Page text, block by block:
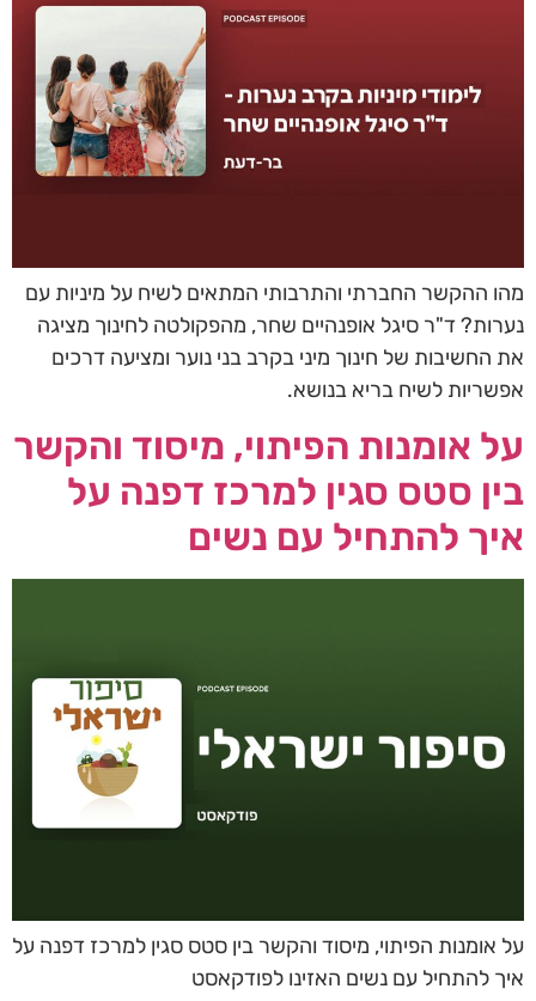
מהו ההקשר החברתי והתרבותי המתאים לשיח על מיניות עם
נערות? ד"ר סיגל אופנהיים שחר, מהפקולטה לחינוך מציגה
את החשיבות של חינוך מיני בקרב בני נוער ומציעה דרכים
אפשריות לשיח בריא בנושא.
על אומנות הפיתוי, מיסוד והקשר
בין סטס סגין למרכז דפנה על
איך להתחיל עם נשים
על אומנות הפיתוי, מיסוד והקשר בין סטס סגין למרכז דפנה על
איך להתחיל עם נשים האזינו לפודקאסט